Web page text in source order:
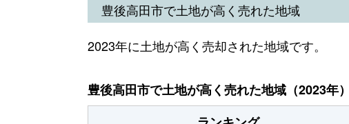
豊後高田市で土地が高く売れた地域
2023年に土地が高く売却された地域です。
豊後高田市で土地が高く売れた地域（2023年）